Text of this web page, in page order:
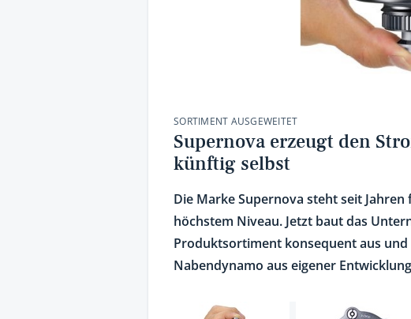
SORTIMENT AUSGEWEITET
Supernova erzeugt den
künftig selbst
Die Marke Supernova steht seit
höchstem Niveau. Jetzt baut das
Produktsortiment konsequent aus
Nabendynamo aus eigener